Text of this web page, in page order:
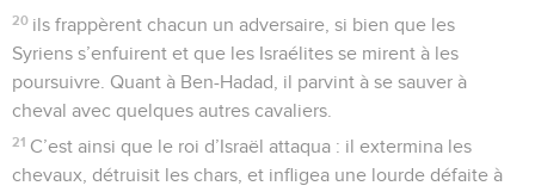
20 ils frappèrent chacun un adversaire, si bien que les
Syriens s’enfuirent et que les Israélites se mirent à les
poursuivre. Quant à Ben-Hadad, il parvint à se sauver à
cheval avec quelques autres cavaliers.
21 C’est ainsi que le roi d’Israël attaqua : il extermina les
chevaux, détruisit les chars, et infligea une lourde défaite à